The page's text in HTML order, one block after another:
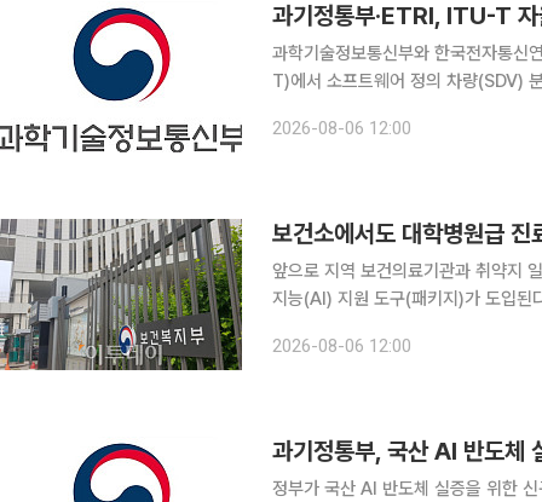
과기정통부·ETRI, ITU-T
과학기술정보통신부와 한국전자통
T)에서 소프트웨어 정의 차량(SDV)
지원사업을 통해 추진한 '소프트웨어
2026-08-06 12:00
보건소에서도 대학병원급
앞으로 지역 보건의료기관과 취약지
지능(AI) 지원 도구(패키지)가 도입된
로 마련한 ‘AI 기본의료 전략’을 확정
2026-08-06 12:00
과기정통부, 국산 AI 반도체
정부가 국산 AI 반도체 실증을 위한